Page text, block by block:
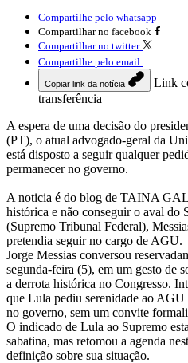
Compartilhe pelo whatsapp
Compartilhar no facebook
Compartilhar no twitter
Compartilhe pelo email
Copiar link da notícia
Link
transferência
A espera de uma decisão do
(PT), o atual advogado-geral da
está disposto a seguir qualquer
permanecer no governo.
A noticia é do blog de TAINA
histórica e não conseguir o aval do
(Supremo Tribunal Federal),
pretendia seguir no cargo de AGU.
Jorge Messias conversou
segunda-feira (5), em um gesto de
a derrota histórica no Congresso.
que Lula pediu serenidade ao AGU
no governo, sem um convite
O indicado de Lula ao Supremo
sabatina, mas retomou a agenda
definição sobre sua situação.